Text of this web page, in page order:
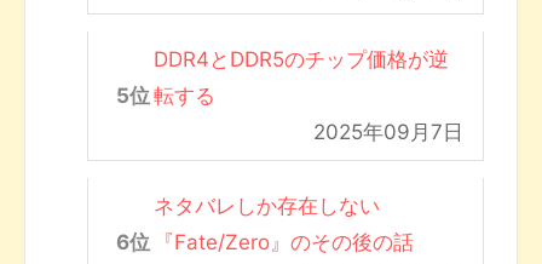
DDR4とDDR5のチップ価格が逆
転する
2025年09月7日
ネタバレしか存在しない
『Fate/Zero』のその後の話